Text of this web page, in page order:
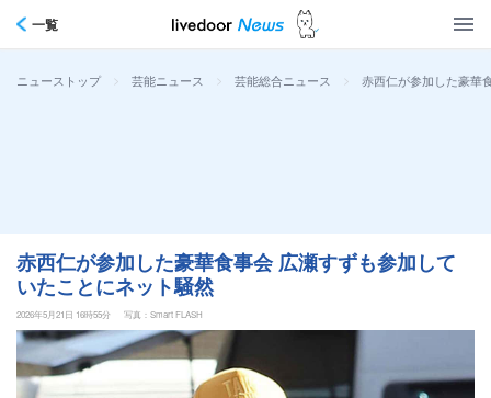
一覧
ニューストップ > 芸能ニュース > 芸能総合ニュース > 赤西仁が参加した豪華
赤西仁が参加した豪華食事会 広瀬すずも参加して
いたことにネット騒然
2026年5月21日 16時55分 写真：Smart FLASH